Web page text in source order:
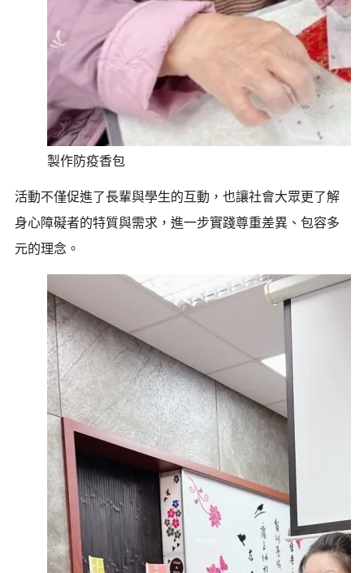
製作防疫香包
活動不僅促進了長輩與學生的互動，也讓社會大眾更了解
身心障礙者的特質與需求，進一步實踐尊重差異、包容多
元的理念。